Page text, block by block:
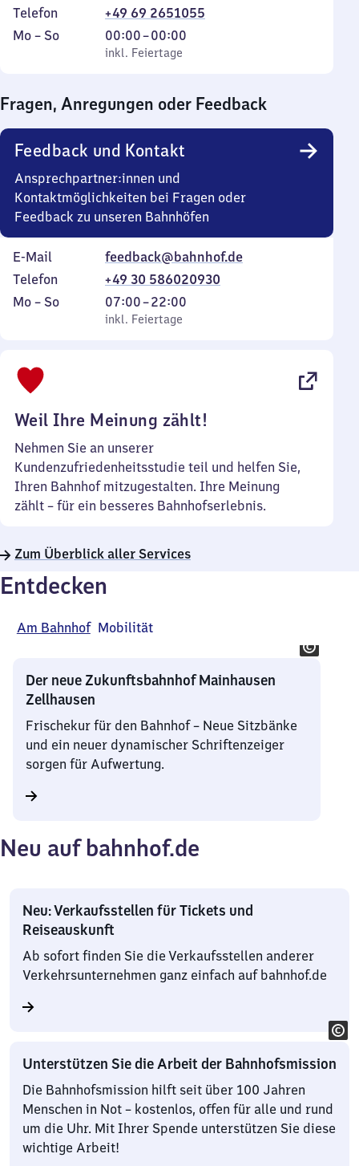
Telefon
+49 69 2651055
Montag
Mo – So,
inkl. Feiertage
00:00–00:00
Von
0
0
Uhr
inkl. Feiertage
Fragen, Anregungen oder Feedback
Feedback und Kontakt
Ansprechpartner:innen und
Kontaktmöglichkeiten bei Fragen oder
Feedback zu unseren Bahnhöfen
E-Mail
feedback@bahnhof.de
Telefon
+49 30 586020930
Montag
Mo – So,
inkl. Feiertage
07:00–22:00
Von
7
inkl. Feiertage
Weil Ihre Meinung zählt!
Nehmen Sie an unserer
Kundenzufriedenheitsstudie teil und helfen Sie,
Ihren Bahnhof mitzugestalten. Ihre Meinung
zählt – für ein besseres Bahnhofserlebnis.
Zum Überblick aller Services
Entdecken
Am Bahnhof Mobilität
Der neue Zukunftsbahnhof Mainhausen
Zellhausen
Frischekur für den Bahnhof – Neue Sitzbänke
und ein neuer dynamischer Schriftenzeiger
sorgen für Aufwertung.
Neu auf bahnhof.de
Neu: Verkaufsstellen für Tickets und
Reiseauskunft
Ab sofort finden Sie die Verkaufsstellen anderer
Verkehrsunternehmen ganz einfach auf bahnhof.de
Unterstützen Sie die Arbeit der Bahnhofsmission
Die Bahnhofsmission hilft seit über 100 Jahren
Menschen in Not – kostenlos, offen für alle und rund
um die Uhr. Mit Ihrer Spende unterstützen Sie diese
wichtige Arbeit!